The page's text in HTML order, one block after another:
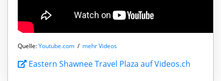
Quelle:Youtube.com / mehr Videos
Eastern Shawnee Travel Plaza auf Videos.ch